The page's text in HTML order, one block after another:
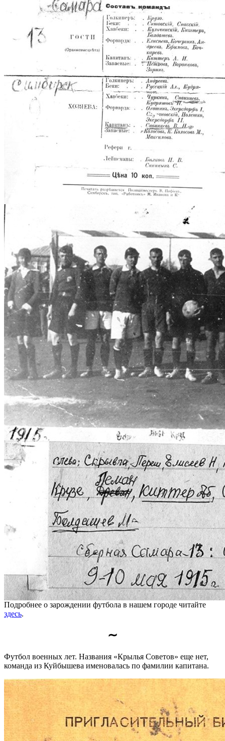
Подробнее о зарождении футбола в нашем городе читайте
здесь.
∼
Футбол военных лет. Названия «Крылья Советов» еще нет,
команда из Куйбышева именовалась по фамилии капитана.